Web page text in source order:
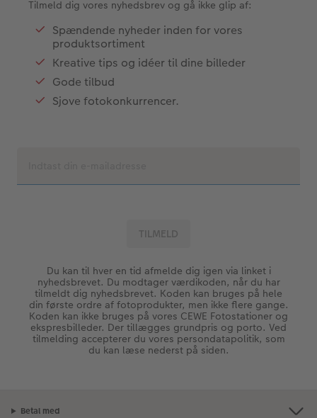
Tilmeld dig vores nyhedsbrev og gå ikke glip af:
Spændende nyheder inden for vores
produktsortiment
Kreative tips og idéer til dine billeder
Gode tilbud
Sjove fotokonkurrencer.
Du kan til hver en tid afmelde dig igen via linket i
nyhedsbrevet. Du modtager værdikoden, når du har
tilmeldt dig nyhedsbrevet. Koden kan bruges på hele
din første ordre af fotoprodukter, men ikke flere gange.
Koden kan ikke bruges på vores CEWE Fotostationer og
ekspresbilleder. Der tillægges grundpris og porto. Ved
tilmelding accepterer du vores persondatapolitik, som
du kan læse nederst på siden.
Betal med